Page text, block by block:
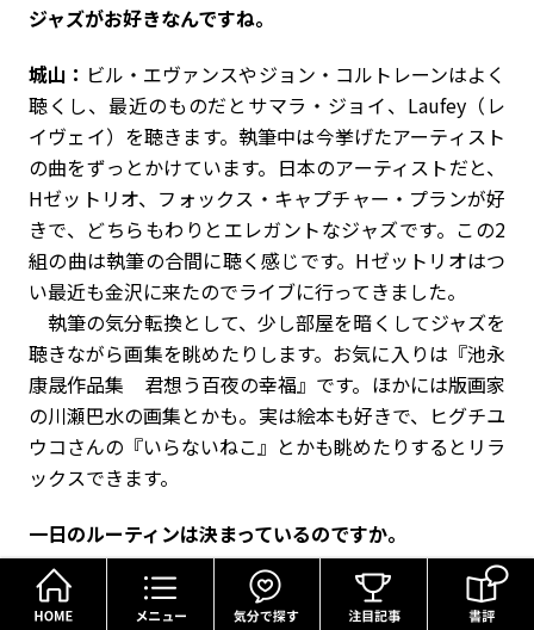
――ジャズがお好きなんですね。
城山： ビル・エヴァンスやジョン・コルトレーンはよく
聴くし、最近のものだとサマラ・ジョイ、Laufey（レ
イヴェイ）を聴きます。執筆中は今挙げたアーティスト
の曲をずっとかけています。日本のアーティストだと、
Hゼットリオ、フォックス・キャプチャー・プランが好
きで、どちらもわりとエレガントなジャズです。この2
組の曲は執筆の合間に聴く感じです。Hゼットリオはつ
い最近も金沢に来たのでライブに行ってきました。
執筆の気分転換として、少し部屋を暗くしてジャズを
聴きながら画集を眺めたりします。お気に入りは『池永
康晟作品集 君想う百夜の幸福』です。ほかには版画家
の川瀬巴水の画集とかも。実は絵本も好きで、ヒグチユ
ウコさんの『いらないねこ』とかも眺めたりするとリラ
ックスできます。
――一日のルーティンは決まっているのですか。
城山：
ジョギングと筋トレを日課にしています。たいて
い夕方に走るんですが、今日はこのインタビューの前に